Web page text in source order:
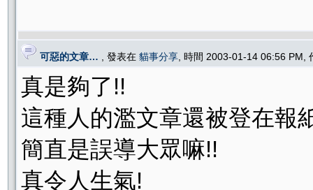
可惡的文章… , 發表在 貓事分享 , 時間 2003-01-14 06:56 PM,
真是夠了!!
這種人的濫文章還被登在報
簡直是誤導大眾嘛!!
真令人生氣!